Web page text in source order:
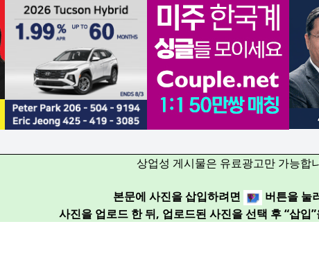
상업성 게시물은 유료광고만 가능합
본문에 사진을 삽입하려면
버튼을 눌
사진을 업로드 한 뒤, 업로드된 사진을 선택 후 “삽입